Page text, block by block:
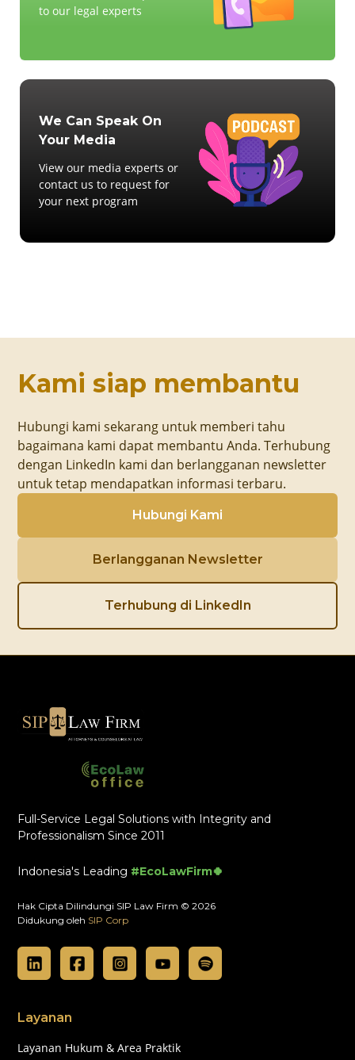
to our legal experts
We Can Speak On
Your Media
View our media experts or
contact us to request for
your next program
Kami siap membantu
Hubungi kami sekarang untuk memberi tahu
bagaimana kami dapat membantu Anda. Terhubung
dengan LinkedIn kami dan berlangganan newsletter
untuk tetap mendapatkan informasi terbaru.
Hubungi Kami
Berlangganan Newsletter
Terhubung di LinkedIn
Full-Service Legal Solutions with Integrity and
Professionalism Since 2011
Indonesia's Leading #EcoLawFirm🍀
Hak Cipta Dilindungi SIP Law Firm © 2026
Didukung oleh SIP Corp
Layanan
Layanan Hukum & Area Praktik